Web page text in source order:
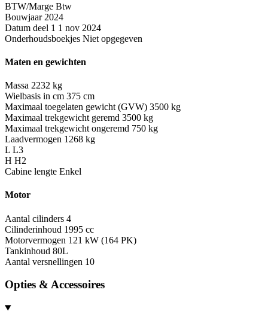
BTW/Marge Btw
Bouwjaar 2024
Datum deel 1 1 nov 2024
Onderhoudsboekjes Niet opgegeven
Maten en gewichten
Massa 2232 kg
Wielbasis in cm 375 cm
Maximaal toegelaten gewicht (GVW) 3500 kg
Maximaal trekgewicht geremd 3500 kg
Maximaal trekgewicht ongeremd 750 kg
Laadvermogen 1268 kg
L L3
H H2
Cabine lengte Enkel
Motor
Aantal cilinders 4
Cilinderinhoud 1995 cc
Motorvermogen 121 kW (164 PK)
Tankinhoud 80L
Aantal versnellingen 10
Opties & Accessoires